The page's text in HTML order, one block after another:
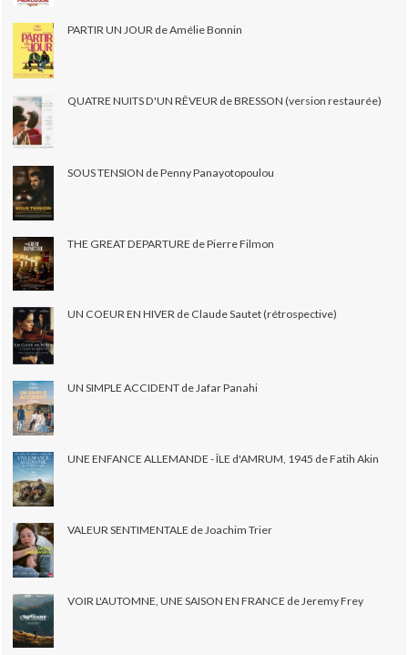
PARTIR UN JOUR de Amélie Bonnin
QUATRE NUITS D'UN RÊVEUR de BRESSON (version restaurée)
SOUS TENSION de Penny Panayotopoulou
THE GREAT DEPARTURE de Pierre Filmon
UN COEUR EN HIVER de Claude Sautet (rétrospective)
UN SIMPLE ACCIDENT de Jafar Panahi
UNE ENFANCE ALLEMANDE - ÎLE d'AMRUM, 1945 de Fatih Akin
VALEUR SENTIMENTALE de Joachim Trier
VOIR L'AUTOMNE, UNE SAISON EN FRANCE de Jeremy Frey